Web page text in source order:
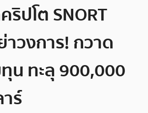
ปโต SNORT
าวงการ! กวาด
น ทะลุ 900,000
ร์